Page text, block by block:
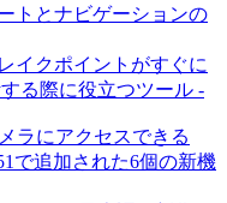
トとナビゲーションの
イクポイントがすぐに
る際に役立つツール -
ラにアクセスできる
で追加された6個の新機